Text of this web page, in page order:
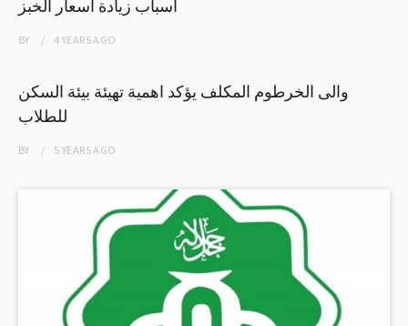
اسباب زيادة اسعار الخبز
BY 4 YEARSAGO
والى الخرطوم المكلف يؤكد اهمية تهيئة بيئة السكن
للطلاب
BY 5 YEARSAGO